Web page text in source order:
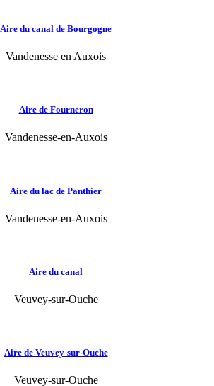
Aire du canal de Bourgogne
Vandenesse en Auxois
Aire de Fourneron
Vandenesse-en-Auxois
Aire du lac de Panthier
Vandenesse-en-Auxois
Aire du canal
Veuvey-sur-Ouche
Aire de Veuvey-sur-Ouche
Veuvey-sur-Ouche